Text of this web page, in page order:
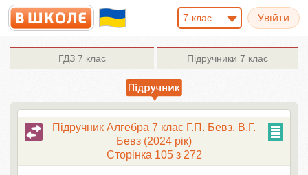
7-клас
ГДЗ 7 клас Підручники 7 клас
Підручник Алгебра 7 клас Г.П. Бевз, В.Г.
Бевз (2024 рік)
Сторінка 105 з 272